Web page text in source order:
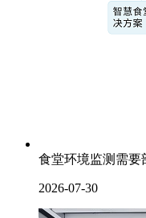
食堂环境监测需要
2026-07-30